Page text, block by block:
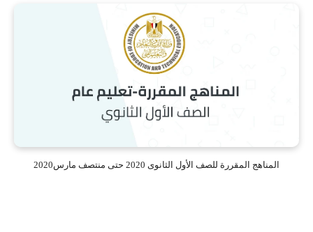
المناهج المقررة للصف الأول الثانوى 2020 حتى منتصف مارس2020